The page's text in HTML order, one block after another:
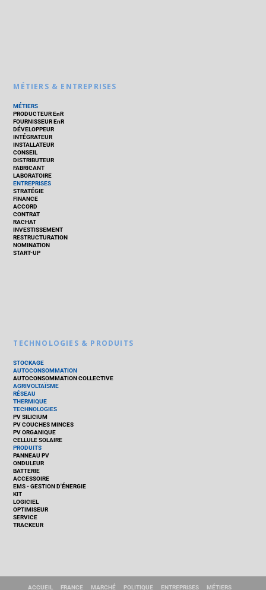
MÉTIERS & ENTREPRISES
MÉTIERS
PRODUCTEUR EnR
FOURNISSEUR EnR
DÉVELOPPEUR
INTÉGRATEUR
INSTALLATEUR
CONSEIL
DISTRIBUTEUR
FABRICANT
LABORATOIRE
ENTREPRISES
STRATÉGIE
FINANCE
ACCORD
CONTRAT
RACHAT
INVESTISSEMENT
RESTRUCTURATION
NOMINATION
START-UP
TECHNOLOGIES & PRODUITS
STOCKAGE
AUTOCONSOMMATION
AUTOCONSOMMATION COLLECTIVE
AGRIVOLTAÏSME
RÉSEAU
THERMIQUE
TECHNOLOGIES
PV SILICIUM
PV COUCHES MINCES
PV ORGANIQUE
CELLULE SOLAIRE
PRODUITS
PANNEAU PV
ONDULEUR
BATTERIE
ACCESSOIRE
EMS - GESTION D'ÉNERGIE
KIT
LOGICIEL
OPTIMISEUR
SERVICE
TRACKEUR
ACCUEIL FRANCE MARCHÉ POLITIQUE ENTREPRISES MÉTIERS